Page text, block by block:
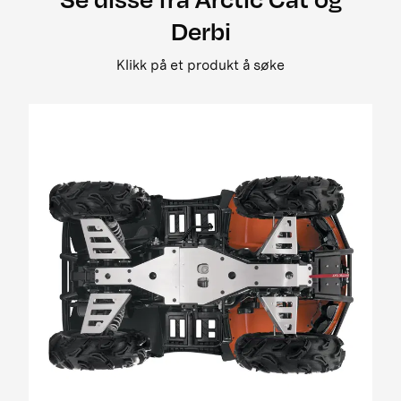
2008 650 3in1 pm street legal my i
2008 650 h1 street legal 0bc69
MY08-MY10 01[1]
2009 400 2x4 og 4x4 EFT
2009 500 TRV EFT PM Street Legal MY09
2009 650 H1 EFT PM T3
2009 700 H1 EFI Cruiser EFT PM Street Legal
MY09
2009 700 H1 EFI EFT Panther EFT PM MY09
2009 700 H1 EFI TRV EFT PM Street Legal MY09
01
Derbi
Klikk på et produkt å søke